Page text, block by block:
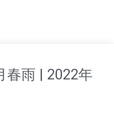
春雨 | 2022年